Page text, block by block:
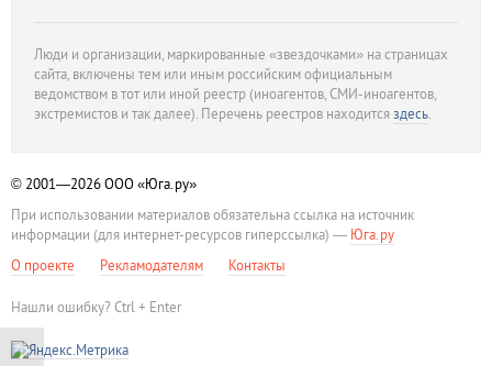
Люди и организации, маркированные «звездочками» на страницах
сайта, включены тем или иным российским официальным
ведомством в тот или иной реестр (иноагентов, СМИ-иноагентов,
экстремистов и так далее). Перечень реестров находитсяздесь.
© 2001—2026ООО «Юга.ру»
При использовании материалов обязательна ссылка на источник
информации (для интернет-ресурсов гиперссылка) — Юга.ру
О проекте
Рекламодателям Контакты
Нашли ошибку? Ctrl + Enter